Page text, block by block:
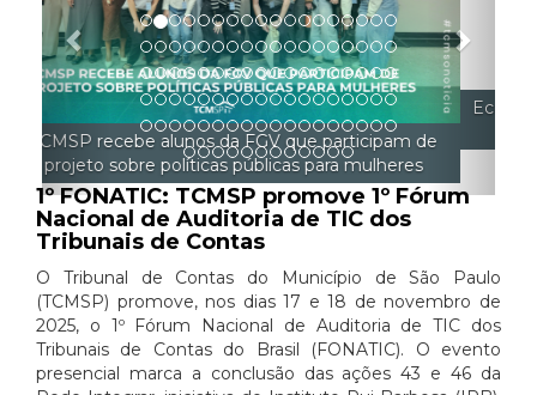
Ecos do Comportamento: Governança pessoal para
gerenciar a si mesmo
1º FONATIC: TCMSP promove 1º Fórum
Nacional de Auditoria de TIC dos
Tribunais de Contas
O Tribunal de Contas do Município de São Paulo
(TCMSP) promove, nos dias 17 e 18 de novembro de
2025, o 1º Fórum Nacional de Auditoria de TIC dos
Tribunais de Contas do Brasil (FONATIC). O evento
presencial marca a conclusão das ações 43 e 46 da